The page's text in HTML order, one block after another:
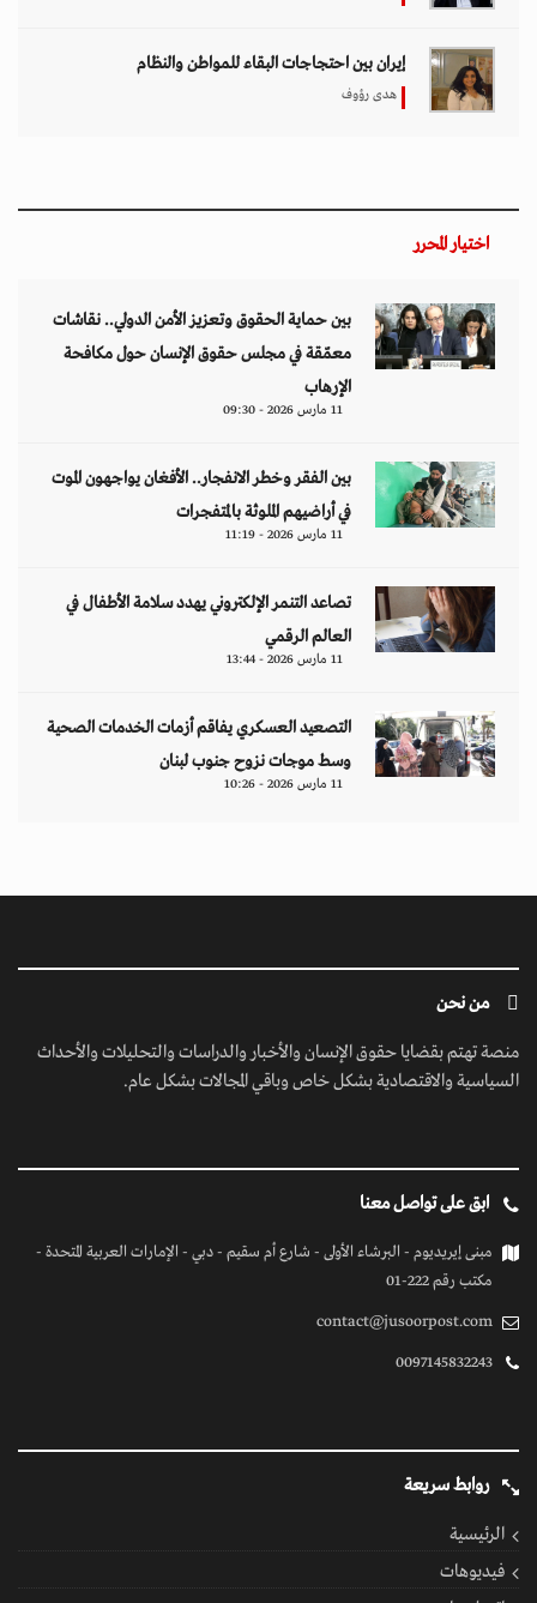
إيران بين احتجاجات البقاء للمواطن والنظام
هدى رؤوف
اختيار المحرر
بين حماية الحقوق وتعزيز الأمن الدولي.. نقاشات
معمّقة في مجلس حقوق الإنسان حول مكافحة
الإرهاب
11 مارس 2026 - 09:30
بين الفقر وخطر الانفجار.. الأفغان يواجهون الموت
في أراضيهم الملوثة بالمتفجرات
11 مارس 2026 - 11:19
تصاعد التنمر الإلكتروني يهدد سلامة الأطفال في
العالم الرقمي
11 مارس 2026 - 13:44
التصعيد العسكري يفاقم أزمات الخدمات الصحية
وسط موجات نزوح جنوب لبنان
11 مارس 2026 - 10:26
من نحن
منصة تهتم بقضايا حقوق الإنسان والأخبار والدراسات والتحليلات والأحداث
السياسية والاقتصادية بشكل خاص وباقي المجالات بشكل عام.
ابق على تواصل معنا
مبنى إيريديوم - البرشاء الأولى - شارع أم سقيم - دبي - الإمارات العربية المتحدة -
مكتب رقم 222-01
contact@jusoorpost.com
0097145832243
روابط سريعة
الرئيسية
فيديوهات